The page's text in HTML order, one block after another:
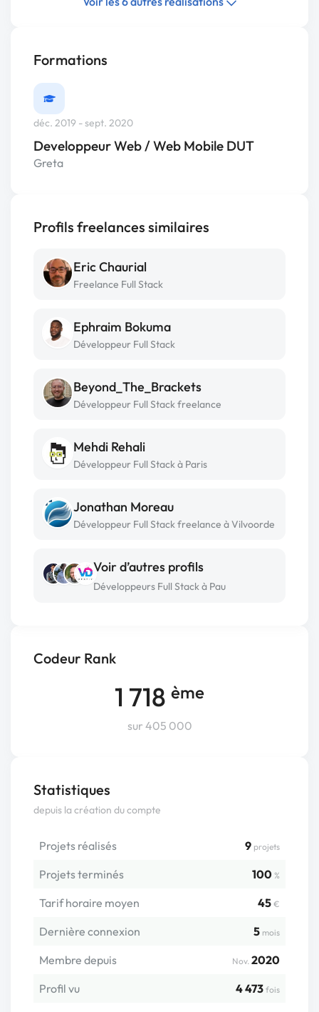
Codeur Rank
1 718 ème
sur 405 000
Statistiques
depuis la création du compte
Projets réalisés 9 projets
Projets terminés 100 %
Tarif horaire moyen 45 €
Dernière connexion 5 mois
Membre depuis Nov. 2020
Profil vu
4 473 fois
Formations
déc. 2019 - sept. 2020
Developpeur Web / Web Mobile DUT
Greta
Profils freelances similaires
Eric Chaurial
Freelance Full Stack
Ephraim Bokuma
Développeur Full Stack
Beyond_The_Brackets
Développeur Full Stack freelance
Mehdi Rehali
Développeur Full Stack à Paris
Jonathan Moreau
Développeur Full Stack freelance à Vilvoorde
Voir d’autres profils
Développeurs Full Stack à Pau